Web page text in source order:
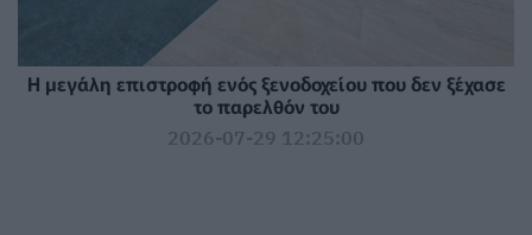
Η μεγάλη επιστροφή ενός ξενοδοχείου που δεν ξέχασε
το παρελθόν του
2026-07-29 12:25:00